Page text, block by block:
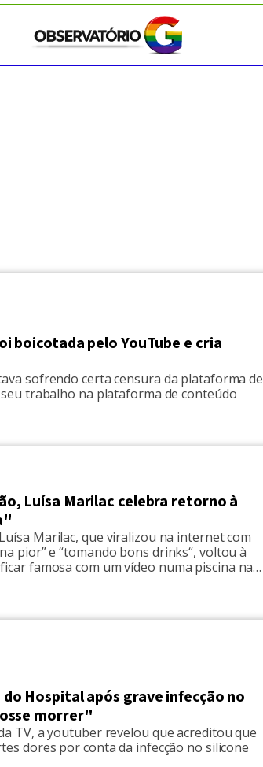
boicotada pelo YouTube e cria
sofrendo certa censura da plataforma de
trabalho na plataforma de conteúdo
Luísa Marilac celebra retorno à
Marilac, que viralizou na internet com
pior” e “tomando bons drinks“, voltou à
famosa com um vídeo numa piscina na
Hospital após grave infecção no
morrer"
TV, a youtuber revelou que acreditou que
dores por conta da infecção no silicone